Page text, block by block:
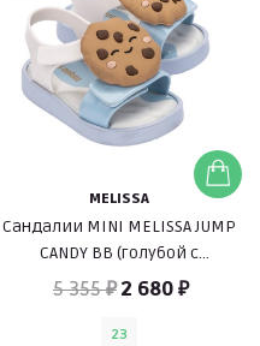
MELISSA
Сандалии MINI MELISSA JUMP
CANDY BB (голубой с
печеньем)
5 355 ₽ 2 680 ₽
23